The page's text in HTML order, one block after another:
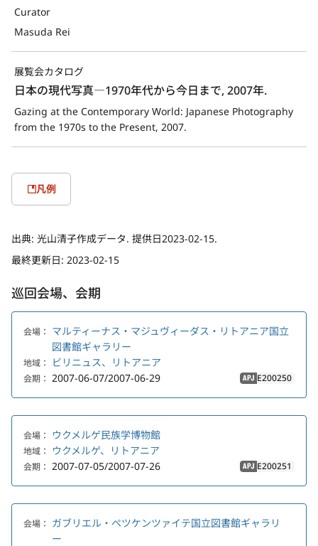
Curator
Masuda Rei
展覧会カタログ
日本の現代写真―1970年代から今日まで, 2007年.
Gazing at the Contemporary World: Japanese Photography
from the 1970s to the Present, 2007.
凡例
出典: 光山清子作成データ. 提供日2023-02-15.
最終更新日: 2023-02-15
巡回会場、会期
会場： マルティーナス・マジュヴィーダス・リトアニア国立
図書館ギャラリー
地域： ビリニュス、リトアニア
会期： 2007-06-07/2007-06-29 APJ E200250
会場： ウクメルゲ民族学博物館
地域： ウクメルゲ、リトアニア
会期： 2007-07-05/2007-07-26 APJ E200251
会場： ガブリエル・ペツケンツァイテ国立図書館ギャラリ
ー